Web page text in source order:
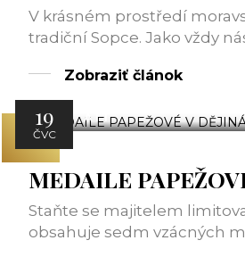
V krásném prostředí
tradiční Sopce. Jako vždy
Zobraziť článok
19
ČVC
ATT
MEDAILE
Staňte se majitelem
obsahuje sedm vzácných